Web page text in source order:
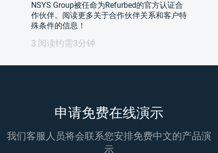
NSYS Group被任命为Refurbed的官方认证合
作伙伴。阅读更多关于合作伙伴关系和客户特
殊条件的信息！
3 阅读约需3分钟
申请免费在线演示
我们客服人员将会联系您安排免费中文的产品演
示